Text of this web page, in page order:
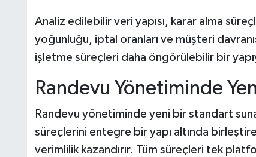
Analiz edilebilir veri yapısı, karar alma
yoğunluğu, iptal oranları ve müşteri
işletme süreçleri daha öngörülebilir bir
Randevu Yönetiminde
Randevu yönetiminde yeni bir standart
süreçlerini entegre bir yapı altında
verimlilik kazandırır. Tüm süreçleri tek